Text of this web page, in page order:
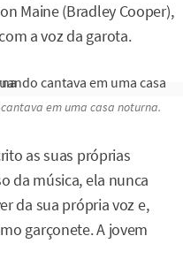
Maine (Bradley Cooper),
a voz da garota.
em uma casa noturna.
as suas próprias
da música, ela nunca
da sua própria voz e,
garçonete. A jovem